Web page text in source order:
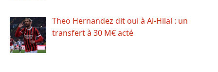
Theo Hernandez dit oui à Al-Hilal : un
transfert à 30 M€ acté